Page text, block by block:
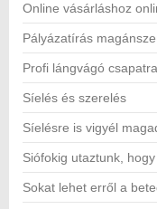
Online vásárláshoz
Pályázatírás
Profi lángvágó
Síelés és szerelés
Síelésre is vigyél
Siófokig utaztunk,
Sokat lehet erről a